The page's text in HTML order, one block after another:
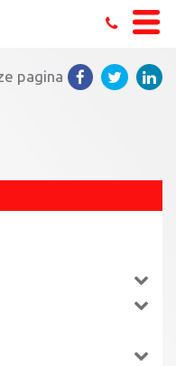
debuteren op EK in
pagina